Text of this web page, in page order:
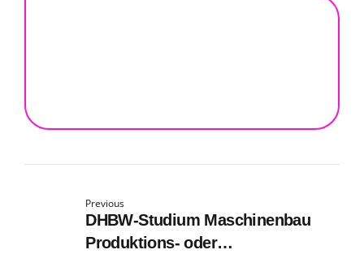
Previous
DHBW-Studium Maschinenbau
Produktions- oder